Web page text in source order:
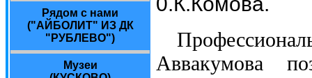
Рядом с нами
("АЙБОЛИТ" ИЗ ДК
"РУБЛЕВО")
Музеи
Аввакумова